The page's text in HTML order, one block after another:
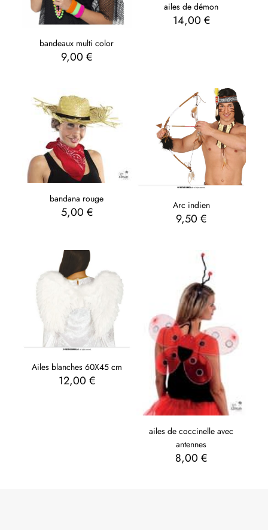
bandeaux multi color
9,00€
ailes de démon
14,00 €
bandana rouge
5,00 € Arc indien
9,50 €
Ailes blanches 60X45 cm
12,00 €
ailes de coccinelle avec
antennes
8,00 €